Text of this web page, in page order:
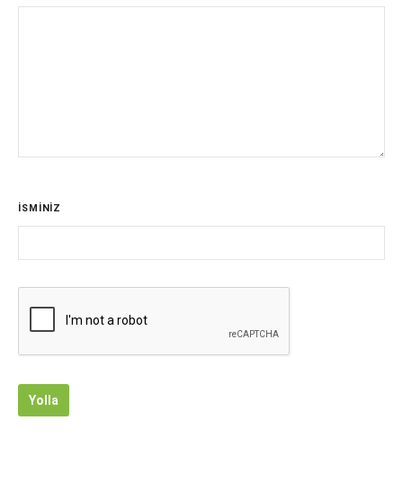
İSMİNİZ
Yolla